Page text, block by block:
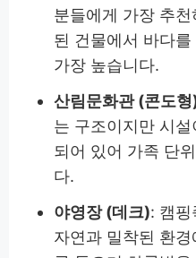
분들에게 가장 추
된 건물에서 바다
가장 높습니다.
산림문화관 (콘도형
는 구조이지만 시
되어 있어 가족 단
다.
야영장 (데크): 캠핑
자연과 밀착된 환